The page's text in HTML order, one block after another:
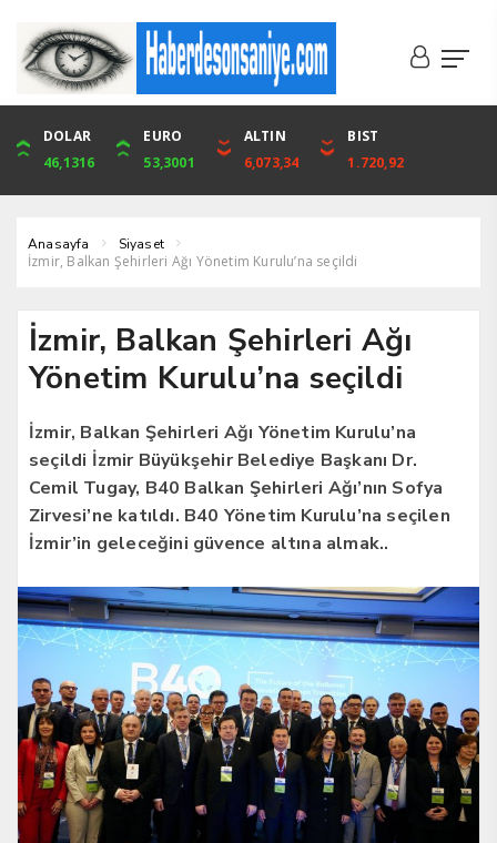
DOLAR
46,1316
EURO
53,3001
ALTIN
6,073,34
BIST
1.720,92
ONS
4,094,16
ALTIN
6,073,34
ÇEYREK
9,929,91
CUMHURİYET
42,104,00
Anasayfa Siyaset
İzmir, Balkan Şehirleri Ağı Yönetim Kurulu’na seçildi
İzmir, Balkan Şehirleri Ağı
Yönetim Kurulu’na seçildi
İzmir, Balkan Şehirleri Ağı Yönetim Kurulu’na
seçildi İzmir Büyükşehir Belediye Başkanı Dr.
Cemil Tugay, B40 Balkan Şehirleri Ağı’nın Sofya
Zirvesi’ne katıldı. B40 Yönetim Kurulu’na seçilen
İzmir’in geleceğini güvence altına almak..